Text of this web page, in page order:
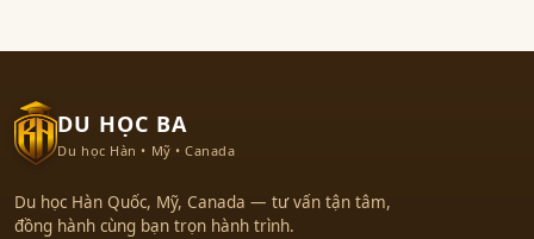
DU HỌC BA
Du học Hàn • Mỹ • Canada
Du học Hàn Quốc, Mỹ, Canada — tư vấn tận tâm,
đồng hành cùng bạn trọn hành trình.